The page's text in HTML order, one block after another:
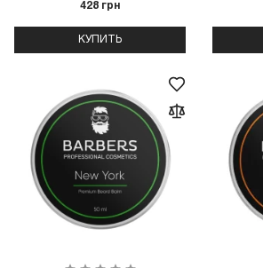
428 грн
КУПИТЬ